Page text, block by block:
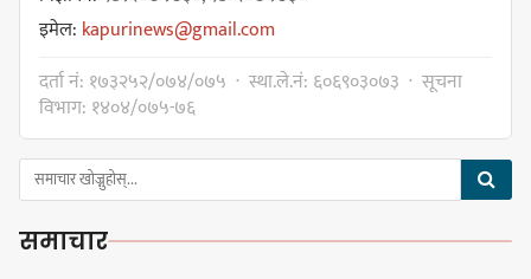
चुल्हो निभ्दा ब्युँझन सक्ने आक्रोश
चाम्लिङको चेतावनी
इमेल: kapurinews@gmail.com
दर्ता नं: १७३२५२/०७४/०७५ · स्था.ले.नं: ६०६९०३०७३ · सूचना
विभाग: १४०४/०७५-७६
समाचार